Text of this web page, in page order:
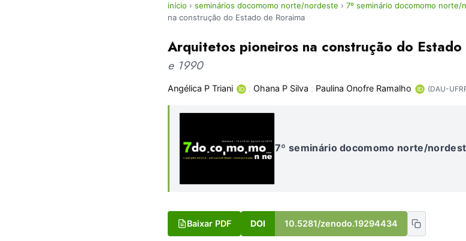
início › seminários docomomo norte/nordeste › 7º seminário docomomo norte/
na construção do Estado de Roraima
Arquitetos pioneiros na construção do Estado
e 1990
Angélica P Triani ;Ohana P Silva ; Paulina Onofre Ramalho (DAU-
7º seminário docomomo norte/
Baixar PDF DOI 10.5281/zenodo.19294434